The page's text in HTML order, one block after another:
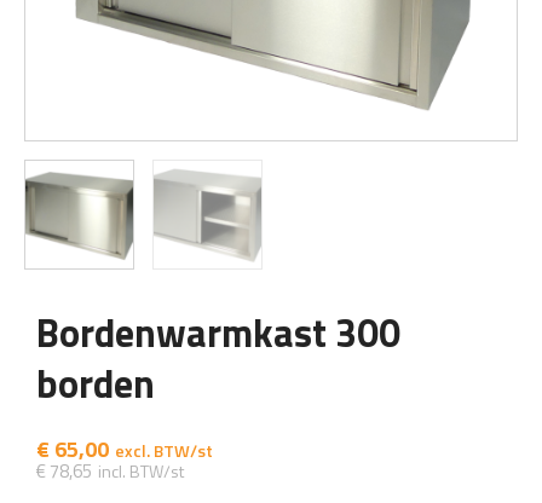
Bordenwarmkast 300
borden
€ 65,00
€ 78,65